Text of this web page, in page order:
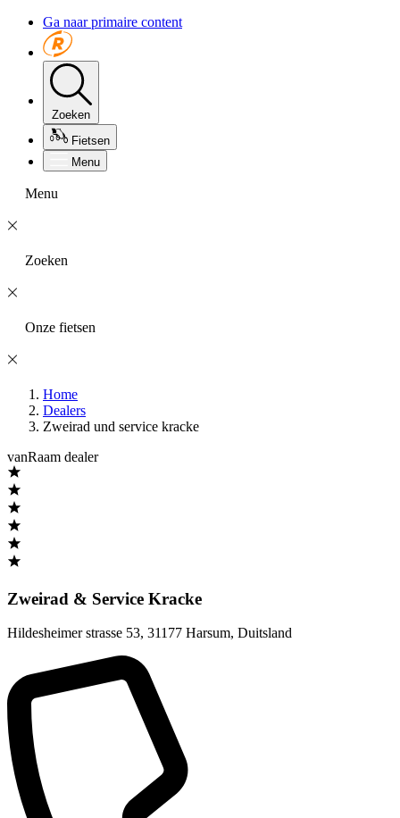
Ga naar primaire content
Zoeken
Fietsen
Menu
Menu
Zoeken
Onze fietsen
Home
Dealers
Zweirad und service kracke
vanRaam dealer
Zweirad & Service Kracke
Hildesheimer strasse 53, 31177 Harsum, Duitsland